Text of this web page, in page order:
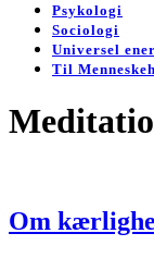
Psykologi
Sociologi
Universel
Til
Om